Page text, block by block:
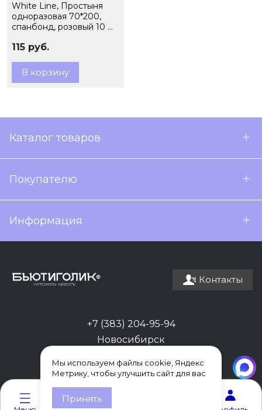
White Line, Простыня
одноразовая 70*200,
спанбонд, розовый 10 шт
115 руб.
В корзину
Каталог товаров
Покупателю
Информация
Контакты
+7 (383) 204-95-94
Новосибирск
Мы используем файлы cookie, Яндекс
Метрику, чтобы улучшить сайт для вас
Принять